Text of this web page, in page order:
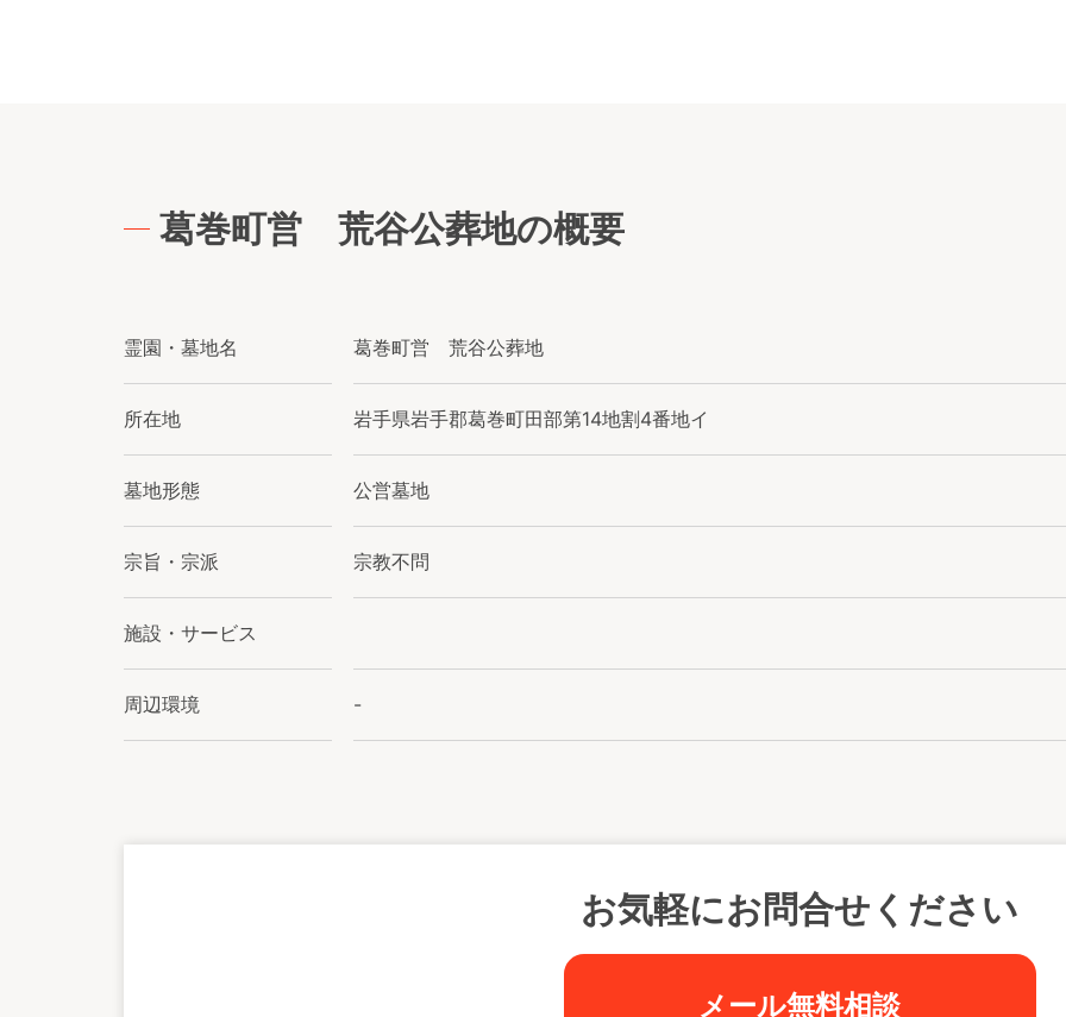
葛巻町営 荒谷公葬地の概要
霊園・墓地名 葛巻町営 荒谷公葬地
所在地 岩手県岩手郡葛巻町田部第14地割4番地イ
墓地形態 公営墓地
宗旨・宗派 宗教不問
施設・サービス
周辺環境 -
お気軽にお問合せください
メール無料相談